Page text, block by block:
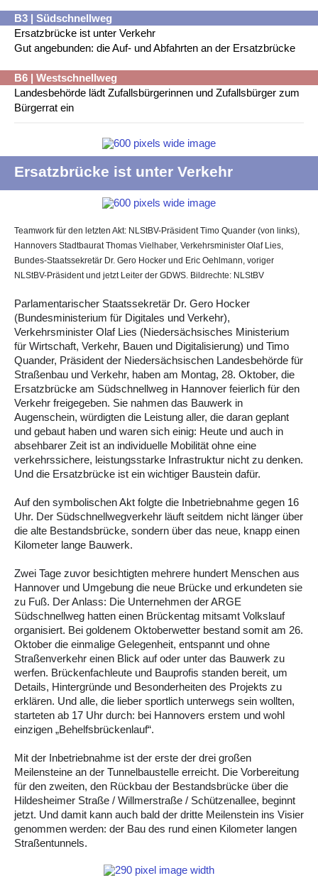
B3 | Südschnellweg
Ersatzbrücke ist unter Verkehr
Gut angebunden: die Auf- und Abfahrten an der Ersatzbrücke
B6 | Westschnellweg
Landesbehörde lädt Zufallsbürgerinnen und Zufallsbürger zum
Bürgerrat ein
Ersatzbrücke ist unter Verkehr
Teamwork für den letzten Akt: NLStBV-Präsident Timo Quander (von links),
Hannovers Stadtbaurat Thomas Vielhaber, Verkehrsminister Olaf Lies,
Bundes-Staatssekretär Dr. Gero Hocker und Eric Oehlmann, voriger
NLStBV-Präsident und jetzt Leiter der GDWS. Bildrechte: NLStBV
Parlamentarischer Staatssekretär Dr. Gero Hocker
(Bundesministerium für Digitales und Verkehr),
Verkehrsminister Olaf Lies (Niedersächsisches Ministerium
für Wirtschaft, Verkehr, Bauen und Digitalisierung) und Timo
Quander, Präsident der Niedersächsischen Landesbehörde für
Straßenbau und Verkehr, haben am Montag, 28. Oktober, die
Ersatzbrücke am Südschnellweg in Hannover feierlich für den
Verkehr freigegeben. Sie nahmen das Bauwerk in
Augenschein, würdigten die Leistung aller, die daran geplant
und gebaut haben und waren sich einig: Heute und auch in
absehbarer Zeit ist an individuelle Mobilität ohne eine
verkehrssichere, leistungsstarke Infrastruktur nicht zu denken.
Und die Ersatzbrücke ist ein wichtiger Baustein dafür.
Auf den symbolischen Akt folgte die Inbetriebnahme gegen 16
Uhr. Der Südschnellwegverkehr läuft seitdem nicht länger über
die alte Bestandsbrücke, sondern über das neue, knapp einen
Kilometer lange Bauwerk.
Zwei Tage zuvor besichtigten mehrere hundert Menschen aus
Hannover und Umgebung die neue Brücke und erkundeten sie
zu Fuß. Der Anlass: Die Unternehmen der ARGE
Südschnellweg hatten einen Brückentag mitsamt Volkslauf
organisiert. Bei goldenem Oktoberwetter bestand somit am 26.
Oktober die einmalige Gelegenheit, entspannt und ohne
Straßenverkehr einen Blick auf oder unter das Bauwerk zu
werfen. Brückenfachleute und Bauprofis standen bereit, um
Details, Hintergründe und Besonderheiten des Projekts zu
erklären. Und alle, die lieber sportlich unterwegs sein wollten,
starteten ab 17 Uhr durch: bei Hannovers erstem und wohl
einzigen „Behelfsbrückenlauf“.
Mit der Inbetriebnahme ist der erste der drei großen
Meilensteine an der Tunnelbaustelle erreicht. Die Vorbereitung
für den zweiten, den Rückbau der Bestandsbrücke über die
Hildesheimer Straße / Willmerstraße / Schützenallee, beginnt
jetzt. Und damit kann auch bald der dritte Meilenstein ins Visier
genommen werden: der Bau des rund einen Kilometer langen
Straßentunnels.